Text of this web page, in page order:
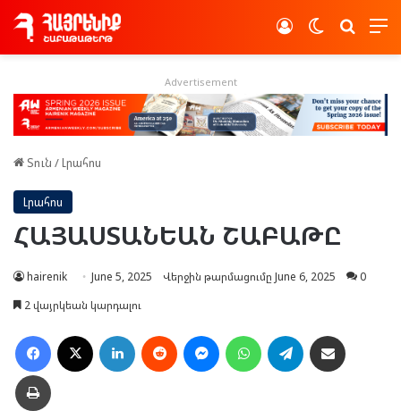
Switch skin
Log In
Advertisement
Տուն /Լրահոս
Լրահոս
ՀԱՅԱՍՏԱՆԵԱՆ ՇԱԲԱԹԸ
hairenik June 5, 2025 Վերջին թարմացումը June 6, 2025
0
2 վայրկեան կարդալու
Facebook LinkedIn Reddit MessengerWhatsAppTelegram
Տպել